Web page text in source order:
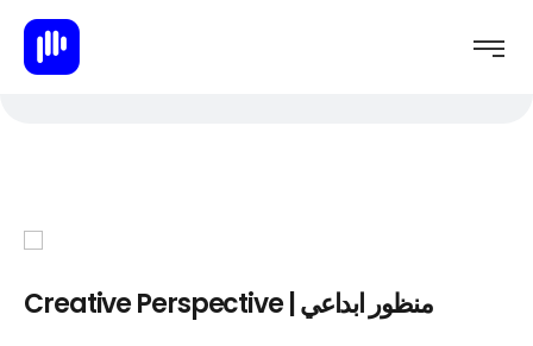
Creative Perspective | منظور ابداعي